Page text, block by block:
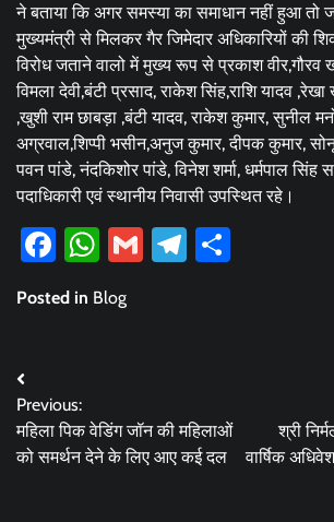
ने बताया कि अगर समस्या का समाधान नहीं हुआ तो
मुख्यमंत्री से मिलकर गैर जिमेदार अधिकारियों की
विरोध जताने वालो में मुख्य रूप से प्रकाश वीर,गौरव
विमला देवी,बंटी प्रसाद, राकेश सिंह,राशि यादव
,खुशी राम छाबड़ा ,बंटी यादव, राकेश कुमार, सुनील
अग्रवाल,शिप्पी भसीन,अनुज कुमार, दीपक कुमार,
पवन पांडे, नंदकिशोर पांडे, विनेश शर्मा, धर्मपाल सिंह
पदाधिकारी एवं स्थानीय निवासी उपस्थित रहे।
Facebook
WhatsApp
GmailTelegram
Posted in Blog
Post
navigation
Previous:
महिला पिक वेडिंग जॉन की महिलाओं
को समर्थन देने के लिए आए कई दल
श्री
वार्षिक